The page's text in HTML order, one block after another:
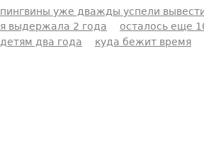
пингвины уже дважды успели
я выдержала 2 года
осталось еще
детям два года
куда бежит время